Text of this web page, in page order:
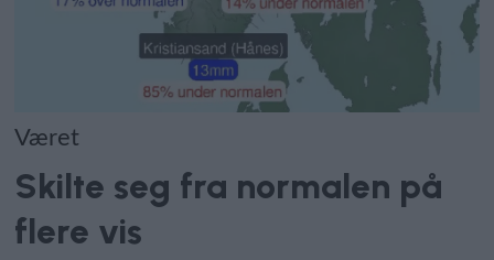
Været
Skilte seg fra normalen på
flere vis